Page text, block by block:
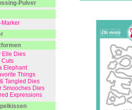
Pulver
Marker
Elle Dies
Cuts
Elephant
Things
Tangled Dies
Smooches Dies
Expressions